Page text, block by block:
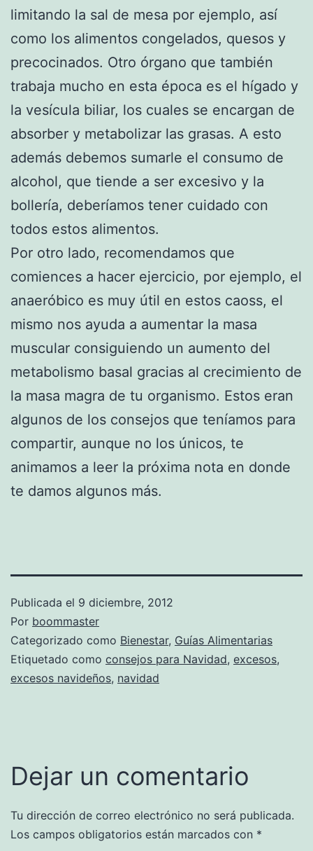
limitando la sal de mesa por ejemplo, así
como los alimentos congelados, quesos y
precocinados. Otro órgano que también
trabaja mucho en esta época es el hígado y
la vesícula biliar, los cuales se encargan de
absorber y metabolizar las grasas. A esto
además debemos sumarle el consumo de
alcohol, que tiende a ser excesivo y la
bollería, deberíamos tener cuidado con
todos estos alimentos.
Por otro lado, recomendamos que
comiences a hacer ejercicio, por ejemplo, el
anaeróbico es muy útil en estos caoss, el
mismo nos ayuda a aumentar la masa
muscular consiguiendo un aumento del
metabolismo basal gracias al crecimiento de
la masa magra de tu organismo. Estos eran
algunos de los consejos que teníamos para
compartir, aunque no los únicos, te
animamos a leer la próxima nota en donde
te damos algunos más.
Publicada el 9 diciembre, 2012
Por boommaster
Categorizado como Bienestar, Guías Alimentarias
Etiquetado como consejos para Navidad, excesos,
excesos navideños, navidad
Dejar un comentario
Tu dirección de correo electrónico no será publicada.
Los campos obligatorios están marcados con *